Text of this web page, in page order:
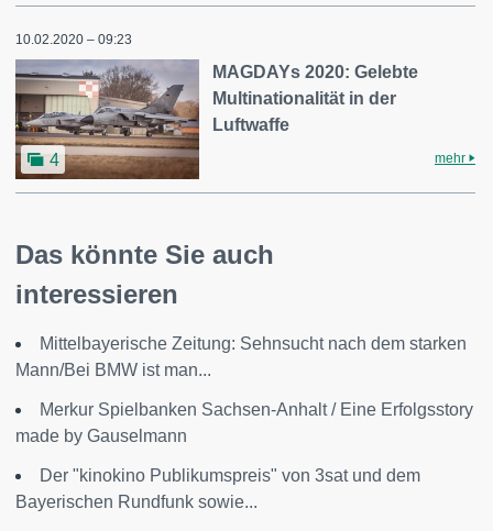
10.02.2020 – 09:23
4
MAGDAYs 2020: Gelebte
Multinationalität in der
Luftwaffe
mehr
Das könnte Sie auch
interessieren
Mittelbayerische Zeitung: Sehnsucht nach dem starken
Mann/Bei BMW ist man...
Merkur Spielbanken Sachsen-Anhalt / Eine Erfolgsstory
made by Gauselmann
Der "kinokino Publikumspreis" von 3sat und dem
Bayerischen Rundfunk sowie...